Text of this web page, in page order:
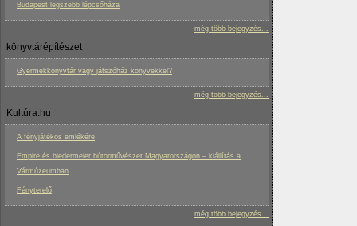
Budapest legszebb lépcsőháza
még több bejegyzés...
könyvtárépítészet
Gyermekkönyvtár vagy játszóház könyvekkel?
még több bejegyzés...
Kultúra.hu
A fényjátékos emlékére
Empire és biedermeier bútorművészet Magyarországon – kiállítás a
Vármúzeumban
Fényterelő
még több bejegyzés...